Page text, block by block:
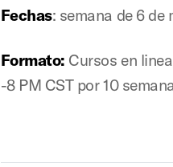
Fechas: semana de 6 de
Formato: Cursos en
-8 PM CST por 10